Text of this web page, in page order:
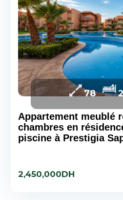
Appartement meublé
chambres en
piscine à Prestigia
2,450,000DH
78